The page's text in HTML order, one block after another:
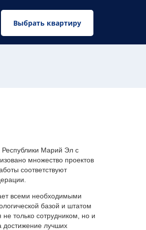
Выбрать квартиру
Марий Эл с
множество проектов
соответствуют
всеми необходимыми
базой и штатом
только сотрудником, но и
достижение лучших